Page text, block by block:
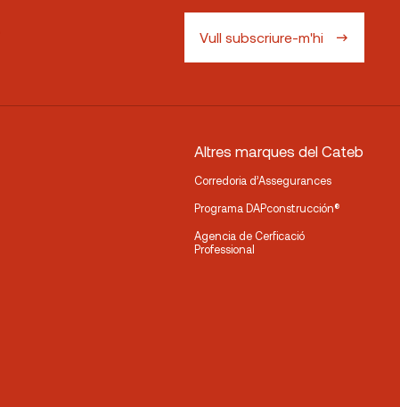
Vull subscriure-m'hi
Altres marques del Cateb
Corredoria d’Assegurances
Programa DAPconstrucción®
Agencia de Cerficació
Professional